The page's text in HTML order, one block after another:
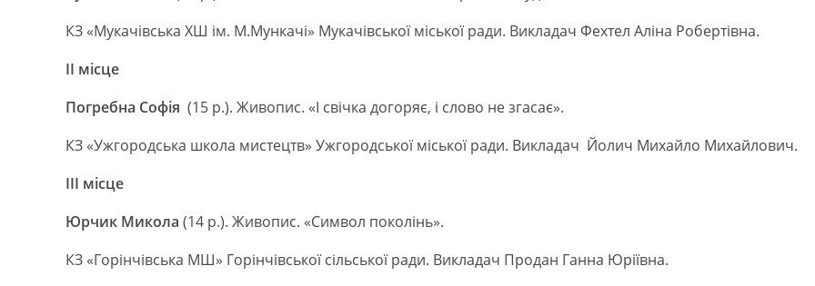
КЗ «Мукачівська ХШ ім. М.Мункачі» Мукачівської міської ради. Викладач Фехтел Аліна Робертівна.
ІІ місце
Погребна Софія (15 р.). Живопис. «І свічка догоряє, і слово не згасає».
КЗ «Ужгородська школа мистецтв» Ужгородської міської ради. Викладач Йолич Михайло Михайлович.
ІІІ місце
Юрчик Микола (14 р.). Живопис. «Символ поколінь».
КЗ «Горінчівська МШ» Горінчівської сільської ради. Викладач Продан Ганна Юріївна.